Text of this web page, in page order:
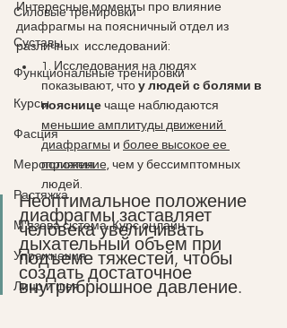
Силовые тренировки
Суставы
Функциональные тренировки
Курсы
Фасция
Мероприятия
Растяжка
М'язова сістема. Курс онлайн.
Упражнения
Лицо и шея
Интересные моменты про влияние
диафрагмы на поясничный отдел из
различных  исследований:
1. Исследования на людях
показывают, что у людей с болями в
пояснице чаще наблюдаются
меньшие амплитуды движений
диафрагмы и более высокое ее
положение, чем у бессимптомных
людей.
Неоптимальное положение
диафрагмы заставляет
человека увеличивать
дыхательный объем при
подъеме тяжестей, чтобы
создать достаточное
внутрибрюшное давление.